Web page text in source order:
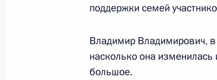
7 мая 2025 года, 18:20
поддержки семей
Владимир Владимирович,
насколько она
большое.